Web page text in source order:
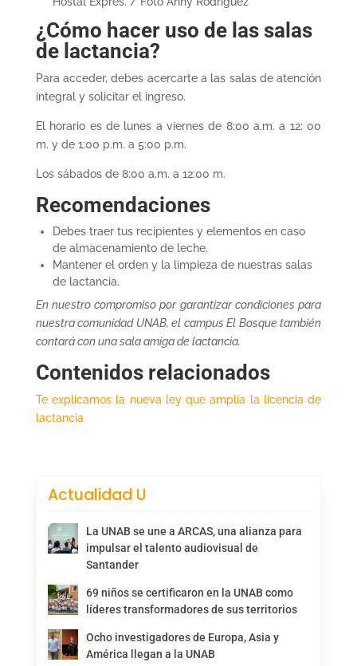
¿Cómo hacer uso de las salas
de lactancia?
Para acceder, debes acercarte a las salas de atención
integral y solicitar el ingreso.
El horario es de lunes a viernes de 8:00 a.m. a 12: 00
m. y de 1:00 p.m. a 5:00 p.m.
Los sábados de 8:00 a.m. a 12:00 m.
Recomendaciones
Debes traer tus recipientes y elementos en caso
de almacenamiento de leche.
Mantener el orden y la limpieza de nuestras salas
de lactancia.
En nuestro compromiso por garantizar condiciones para
nuestra comunidad UNAB, el campus El Bosque también
contará con una sala amiga de lactancia.
Contenidos relacionados
Te explicamos la nueva ley que amplía la licencia de
lactancia
Actualidad U
La UNAB se une a ARCAS, una alianza para
impulsar el talento audiovisual de
Santander
69 niños se certificaron en la UNAB como
líderes transformadores de sus territorios
Ocho investigadores de Europa, Asia y
América llegan a la UNAB